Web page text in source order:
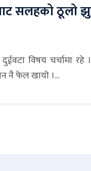
सलहको ठूलो
विषय चर्चामा रहे
नै फेल खायो ।...